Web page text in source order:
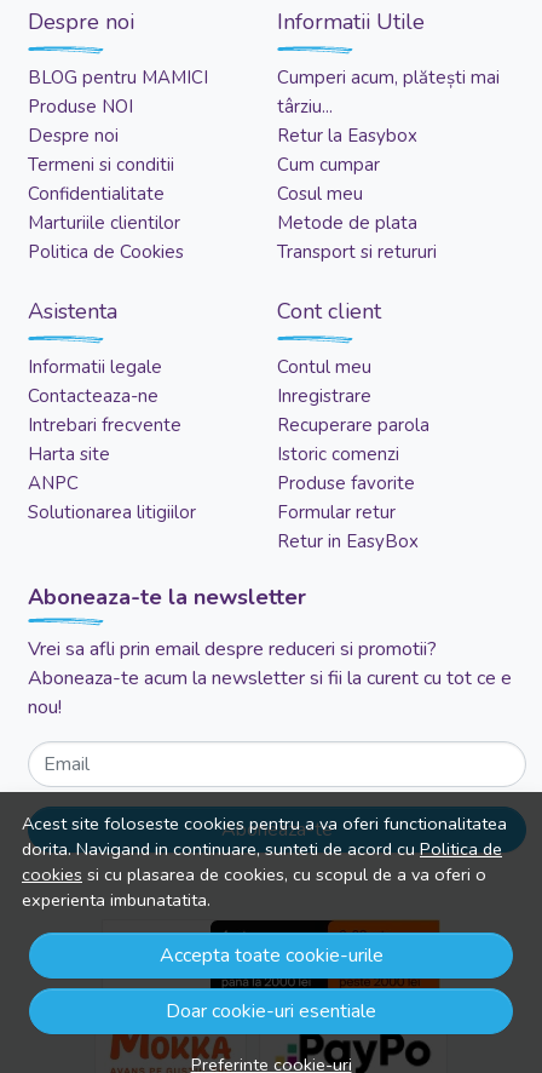
Acest site foloseste cookies pentru a va oferi functionalitatea
dorita. Navigand in continuare, sunteti de acord cuPolitica de
cookies si cu plasarea de cookies, cu scopul de a va oferi o
experienta imbunatatita.
Accepta toate cookie-urile
Doar cookie-uri esentiale
Preferinte cookie-uri
Despre noi
BLOG pentru MAMICI
Produse NOI
Despre noi
Termeni si conditii
Confidentialitate
Marturiile clientilor
Politica de Cookies
Informatii Utile
Cumperi acum, plătești mai
târziu...
Retur la Easybox
Cum cumpar
Cosul meu
Metode de plata
Transport si retururi
Asistenta
Informatii legale
Contacteaza-ne
Intrebari frecvente
Harta site
ANPC
Solutionarea litigiilor
Cont client
Contul meu
Inregistrare
Recuperare parola
Istoric comenzi
Produse favorite
Formular retur
Retur in EasyBox
Aboneaza-te la newsletter
Vrei sa afli prin email despre reduceri si promotii?
Aboneaza-te acum la newsletter si fii la curent cu tot ce e
nou!
Email
Aboneaza-te